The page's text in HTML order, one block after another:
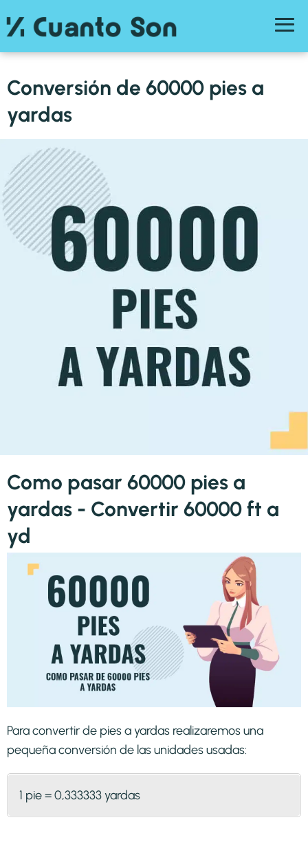
Conversión de 60000 pies a
yardas
Como pasar 60000 pies a
yardas - Convertir 60000 ft a
yd
Para convertir de pies a yardas realizaremos una
pequeña conversión de las unidades usadas:
1 pie = 0,333333 yardas